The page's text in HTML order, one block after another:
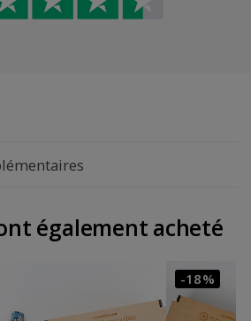
également acheté
-18%